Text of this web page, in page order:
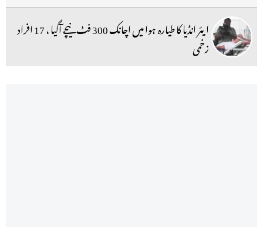
ایئر انڈیا کا طیارہ ہوا میں اچانک 300 فٹ نیچے آگیا ، 17 افراد
زخمی